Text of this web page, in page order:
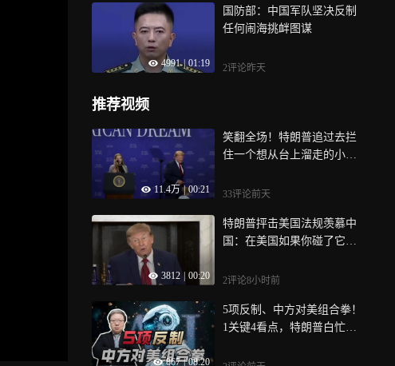
4991 | 01:19
国防部：中国军队坚决反制
任何闹海挑衅图谋
2评论昨天
推荐视频
11.4万 | 00:21
笑翻全场！特朗普追过去拦
住一个想从台上溜走的小
样从这舞台上摔下去
33评论前天
3812 00:20
特朗普抨击美国法规羡慕中
国：在美国如果你碰了它
国很聪明
2评论8小时前
867 | 08:20
5项反制、中方对美组合拳！
1关键4看点，特朗普白忙活